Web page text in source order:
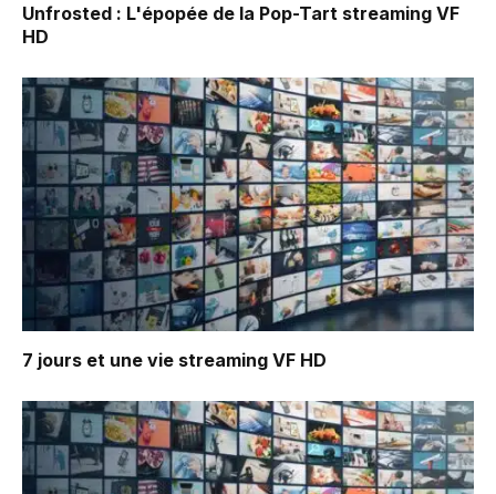
Unfrosted : L'épopée de la Pop-Tart streaming VF
HD
7 jours et une vie streaming VF HD